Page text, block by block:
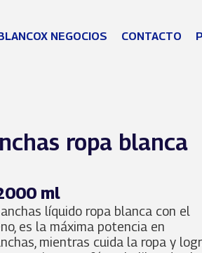
NEGOCIOS CONTACTO
ropa blanca
ml
líquido ropa blanca con el
es la máxima potencia en
mientras cuida la ropa y